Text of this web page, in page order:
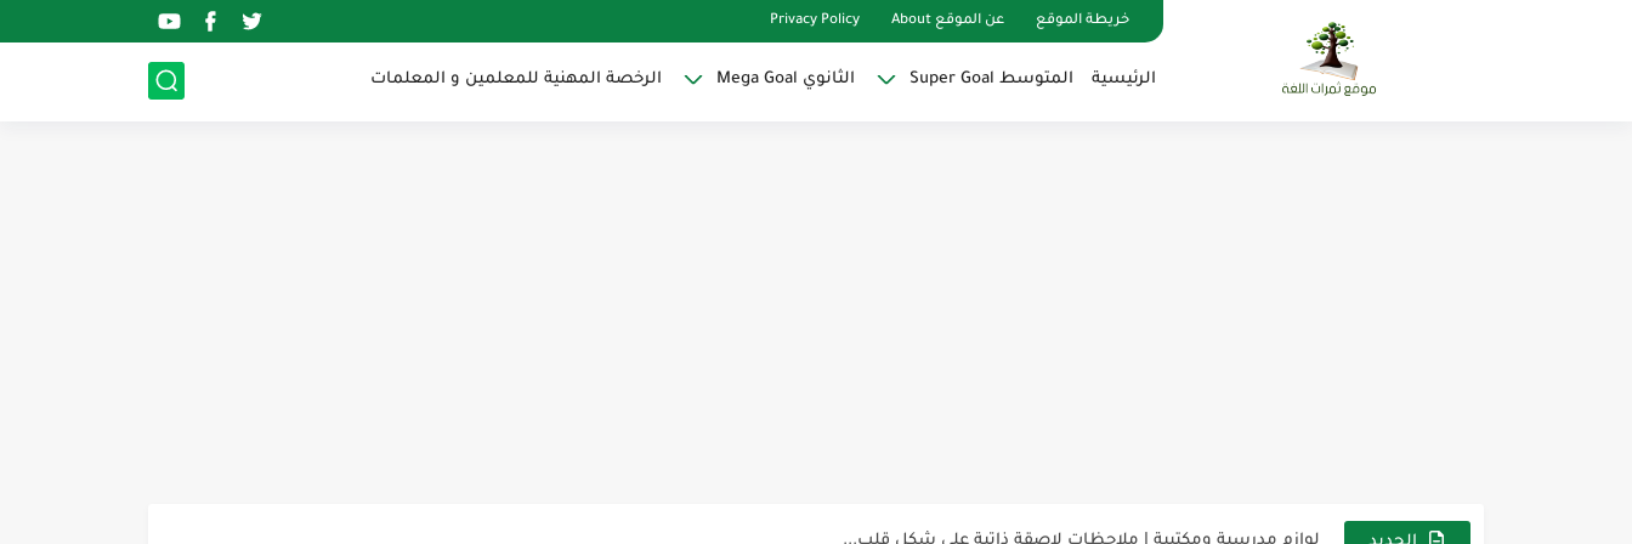
خريطة الموقع عن الموقع About Privacy Policy
الرئيسية المتوسط Super Goal الثانوي Mega Goal الرخصة المهنية للمعلمين و المعلمات